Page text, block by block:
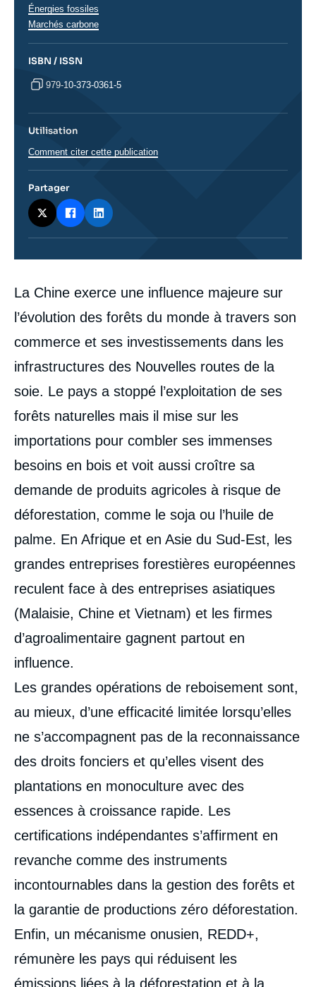
Corps
analyses
La Chine exerce une influence majeure sur
l’évolution des forêts du monde à travers son
commerce et ses investissements dans les
infrastructures des Nouvelles routes de la
soie. Le pays a stoppé l’exploitation de ses
forêts naturelles mais il mise sur les
importations pour combler ses immenses
besoins en bois et voit aussi croître sa
demande de produits agricoles à risque de
déforestation, comme le soja ou l’huile de
palme. En Afrique et en Asie du Sud-Est, les
grandes entreprises forestières européennes
reculent face à des entreprises asiatiques
(Malaisie, Chine et Vietnam) et les firmes
d’agroalimentaire gagnent partout en
influence.
Les grandes opérations de reboisement sont,
au mieux, d’une efficacité limitée lorsqu’elles
ne s’accompagnent pas de la reconnaissance
des droits fonciers et qu’elles visent des
plantations en monoculture avec des
essences à croissance rapide. Les
certifications indépendantes s’affirment en
revanche comme des instruments
incontournables dans la gestion des forêts et
la garantie de productions zéro déforestation.
Enfin, un mécanisme onusien, REDD+,
rémunère les pays qui réduisent les
émissions liées à la déforestation et à la
Énergies fossiles
Marchés carbone
ISBN / ISSN
979-10-373-0361-5
Utilisation
Comment citer cette publication
Partager